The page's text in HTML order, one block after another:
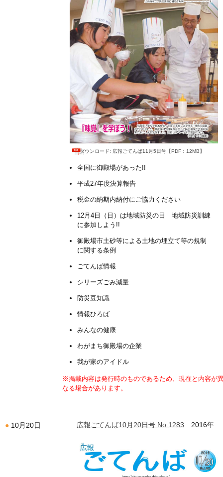
ダウンロード: 広報ごてんば11月5日号【PDF：12MB】
全国に御殿場があった!!
平成27年度決算報告
税金の納期内納付にご協力ください
12月4日（日）は地域防災の日 地域防災訓練
に参加しよう!!
御殿場市土砂等による土地の埋立て等の規制
に関する条例
ごてんば情報
シリーズごみ減量
防災豆知識
情報ひろば
みんなの健康
わがまち御殿場の企業
我が家のアイドル
※掲載内容は発行時のものであるため、現在と内容が
なる場合があります。
10月20日 広報ごてんば10月20日号 No.1283 2016年